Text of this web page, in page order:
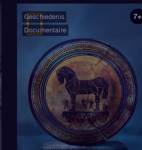
Geschiedenis
Documentaire
7+